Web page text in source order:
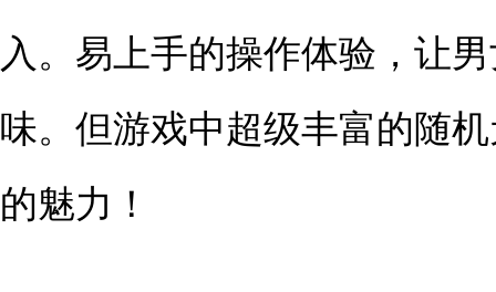
入。易上手的操作体验，让
味。但游戏中超级丰富的随
的魅力！